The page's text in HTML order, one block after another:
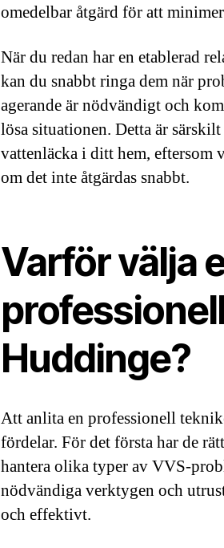
omedelbar åtgärd för att
När du redan har en etablerad
kan du snabbt ringa dem när
agerande är nödvändigt och
lösa situationen. Detta är
vattenläcka i ditt hem, eftersom
om det inte åtgärdas snabbt.
Varför välja
Huddinge?
Att anlita en professionell
fördelar. För det första har de
hantera olika typer av VVS-
nödvändiga verktygen och
och effektivt.